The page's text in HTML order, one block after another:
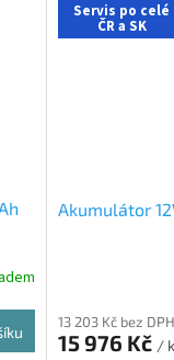
Servis po celé
ČR a SK
Akumulátor
13 203 Kč bez DPH
15 976 Kč /